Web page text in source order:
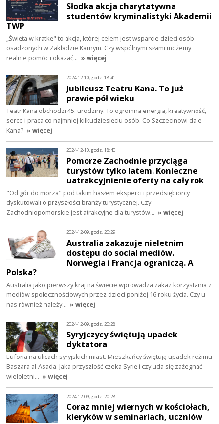
Słodka akcja charytatywna
studentów kryminalistyki Akademii
TWP
„Święta w kratkę" to akcja, której celem jest wsparcie dzieci osób
osadzonych w Zakładzie Karnym. Czy wspólnymi siłami możemy
realnie pomóc i okazać… » więcej
2024-12-10, godz. 18:41
Jubileusz Teatru Kana. To już
prawie pół wieku
Teatr Kana obchodzi 45. urodziny. To ogromna energia, kreatywność,
serce i praca co najmniej kilkudziesięciu osób. Co Szczecinowi daje
Kana? » więcej
2024-12-10, godz. 18:40
Pomorze Zachodnie przyciąga
turystów tylko latem. Konieczne
uatrakcyjnienie oferty na cały rok
"Od gór do morza" pod takim hasłem eksperci i przedsiębiorcy
dyskutowali o przyszłości branży turystycznej. Czy
Zachodniopomorskie jest atrakcyjne dla turystów… » więcej
2024-12-09, godz. 20:29
Australia zakazuje nieletnim
dostępu do social mediów.
Norwegia i Francja ograniczą. A
Polska?
Australia jako pierwszy kraj na świecie wprowadza zakaz korzystania z
mediów społecznościowych przez dzieci poniżej 16 roku życia. Czy u
nas również należy… » więcej
2024-12-09, godz. 20:28
Syryjczycy świętują upadek
dyktatora
Euforia na ulicach syryjskich miast. Mieszkańcy świętują upadek reżimu
Baszara al-Asada. Jaka przyszłość czeka Syrię i czy uda się zażegnać
wieloletni… » więcej
2024-12-09, godz. 20:28
Coraz mniej wiernych w kościołach,
kleryków w seminariach, uczniów